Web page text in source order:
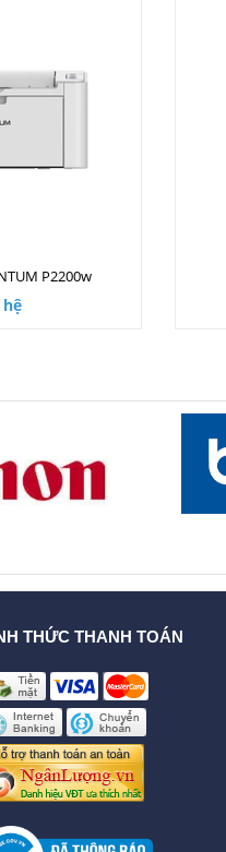
P2200w
hệ
THỨC THANH TOÁN